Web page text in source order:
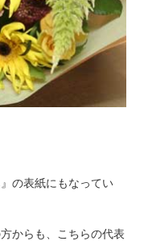
の表紙にもなってい
からも、こちらの代表